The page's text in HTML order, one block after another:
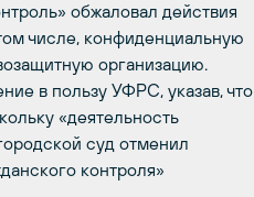
обжаловал действия
числе, конфиденциальную
организацию.
в пользу УФРС, указав, что
«деятельность
суд отменил
контроля»